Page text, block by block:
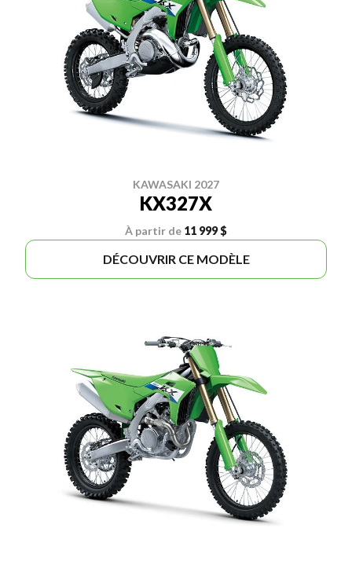
KAWASAKI 2027
KX327X
À partir de 11 999 $
DÉCOUVRIR CE MODÈLE